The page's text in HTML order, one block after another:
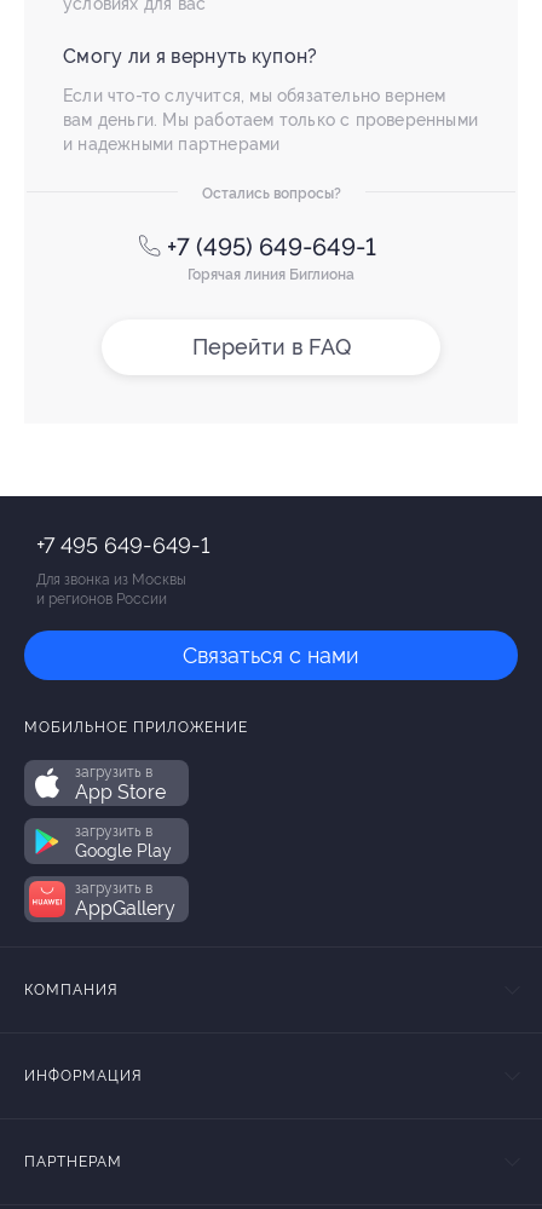
Смогу ли я вернуть купон?
Если что-то случится, мы обязательно вернем
вам деньги. Мы работаем только с проверенными
и надежными партнерами
Остались вопросы?
+7 (495) 649-649-1
Горячая линия Биглиона
Перейти в FAQ
+7 495 649-649-1
Для звонка из Москвы
и регионов России
Связаться с нами
МОБИЛЬНОЕ ПРИЛОЖЕНИЕ
загрузить в
App Store
загрузить в
Google Play
загрузить в
AppGallery
КОМПАНИЯ
ИНФОРМАЦИЯ
ПАРТНЕРАМ